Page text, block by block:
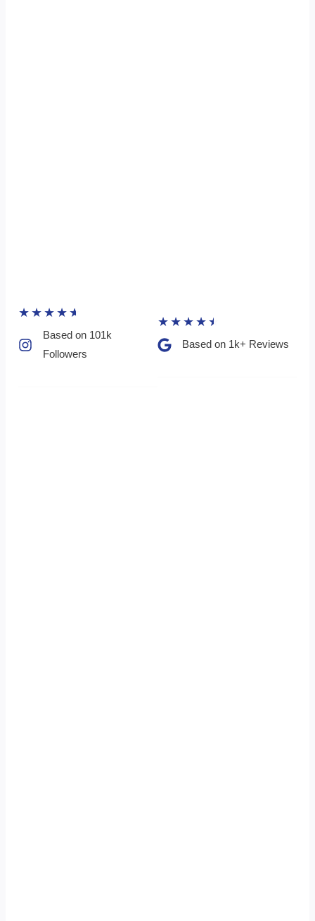
★ ★ ★ ★ ★
Based on 101k
Followers​
★ ★ ★ ★ ★
Based on 1k+ Reviews​